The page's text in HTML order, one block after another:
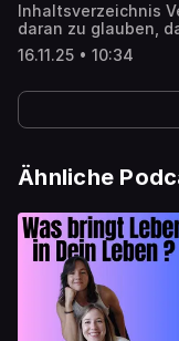
Inhaltsverzeichnis
daran zu glauben,
Sinn hat. Dieses
von uns und auch
Vertrauen ins
Episode sind wie
16.11.25 • 10:34
Ähnliche